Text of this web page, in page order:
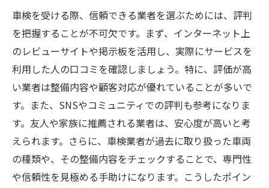
車検を受ける際、信頼できる業者を選ぶためには、評判
を把握することが不可欠です。まず、インターネット上
のレビューサイトや掲示板を活用し、実際にサービスを
利用した人の口コミを確認しましょう。特に、評価が高
い業者は整備内容や顧客対応が優れていることが多いで
す。また、SNSやコミュニティでの評判も参考になりま
す。友人や家族に推薦される業者は、安心度が高いと考
えられます。さらに、車検業者が過去に取り扱った車両
の種類や、その整備内容をチェックすることで、専門性
や信頼性を見極める手助けになります。こうしたポイン